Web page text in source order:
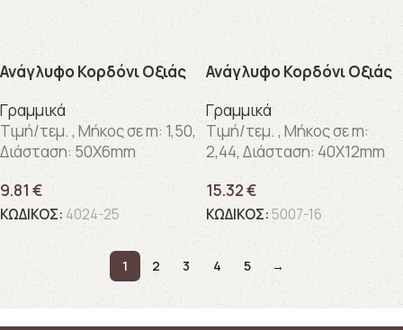
Ανάγλυφo Κορδόνι Οξιάς
Γραμμικά
Τιμή/τεμ. , Μήκος σε m: 1,50,
Διάσταση: 50X6mm
9.81 €
ΚΩΔΙΚΟΣ: 4024-25
Ανάγλυφo Κορδόνι Οξιάς
Γραμμικά
Τιμή/τεμ. , Μήκος σε m:
2,44, Διάσταση: 40X12mm
15.32€
ΚΩΔΙΚΟΣ:5007-16
1 2 3 4 5 →